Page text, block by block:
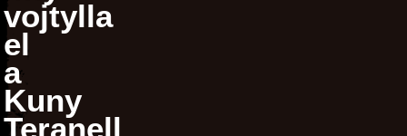
vojtylla
el
a
Kuny
Teranell